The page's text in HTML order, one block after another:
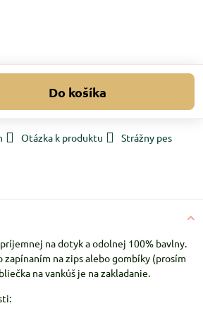
Do košíka
Otázka k produktu
Strážny pes
na dotyk a odolnej 100% bavlny.
zapínaním na zips alebo gombíky (prosím
na vankúš je na zakladanie.